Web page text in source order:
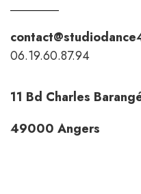
06.19.60.87.94
11 Bd Charles
49000 Angers